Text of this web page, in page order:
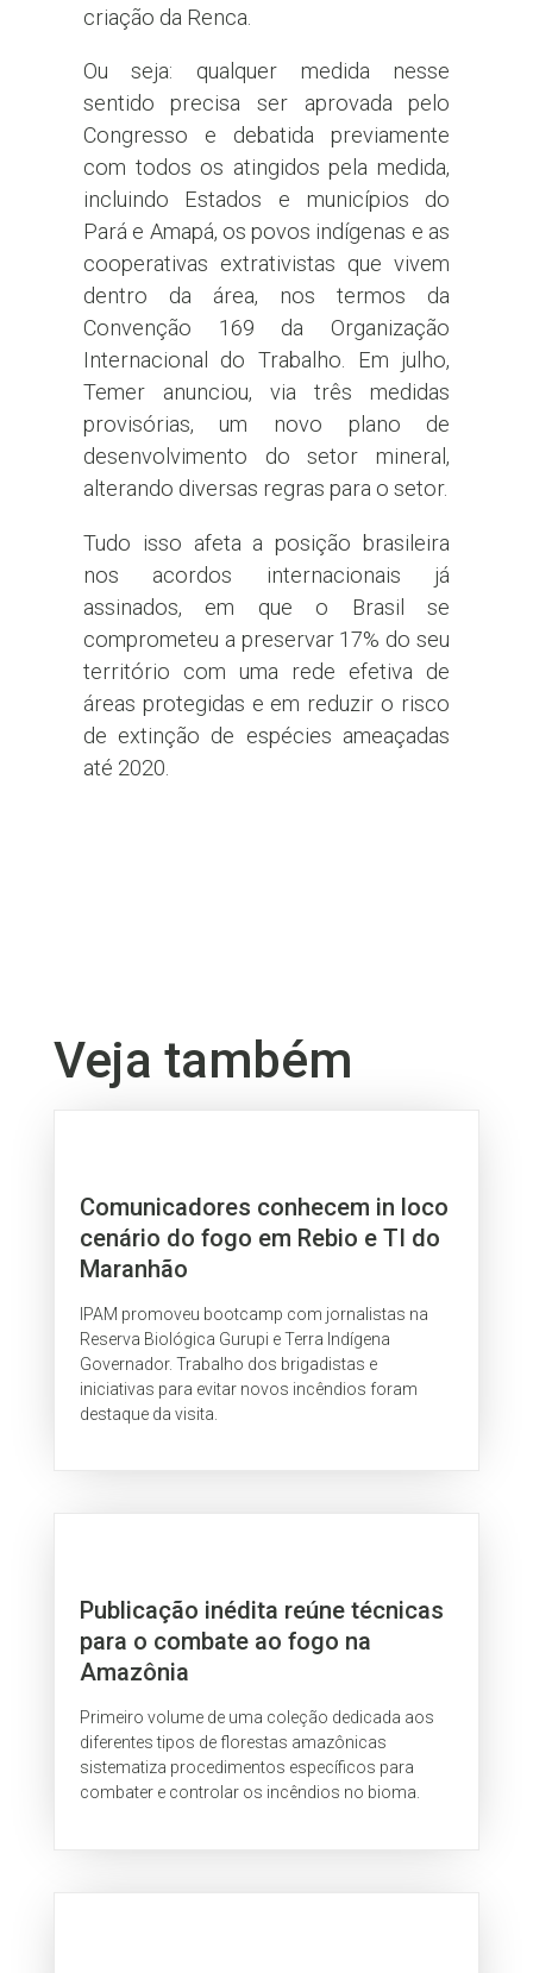
criação da Renca.
Ou seja: qualquer medida nesse
sentido precisa ser aprovada pelo
Congresso e debatida previamente
com todos os atingidos pela medida,
incluindo Estados e municípios do
Pará e Amapá, os povos indígenas e as
cooperativas extrativistas que vivem
dentro da área, nos termos da
Convenção 169 da Organização
Internacional do Trabalho. Em julho,
Temer anunciou, via três medidas
provisórias, um novo plano de
desenvolvimento do setor mineral,
alterando diversas regras para o setor.
Tudo isso afeta a posição brasileira
nos acordos internacionais já
assinados, em que o Brasil se
comprometeu a preservar 17% do seu
território com uma rede efetiva de
áreas protegidas e em reduzir o risco
de extinção de espécies ameaçadas
até 2020.
Veja também
Comunicadores conhecem in loco
cenário do fogo em Rebio e TI do
Maranhão
IPAM promoveu bootcamp com jornalistas na
Reserva Biológica Gurupi e Terra Indígena
Governador. Trabalho dos brigadistas e
iniciativas para evitar novos incêndios foram
destaque da visita.
Publicação inédita reúne técnicas
para o combate ao fogo na
Amazônia
Primeiro volume de uma coleção dedicada aos
diferentes tipos de florestas amazônicas
sistematiza procedimentos específicos para
combater e controlar os incêndios no bioma.